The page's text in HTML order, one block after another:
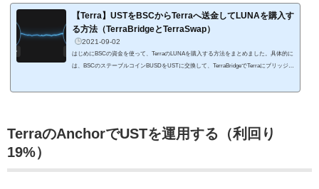
oin。 価格安定方法は、エコシステム内の各プレーヤーにインセンティブを与えること
でトークンの供給量...
【Terra】USTをBSCからTerraへ送金してLUNAを購入す
る方法（TerraBridgeとTerraSwap）
2021-09-02
はじめにBSCの資金を使って、TerraのLUNAを購入する方法をまとめました。具体的に
は、BSCのステーブルコインBUSDをUSTに交換して、TerraBridgeでTerraにブリッジ送
ーブルコインで、複数のブロッ...
TerraのAnchorでUSTを運用する（利回り
19%）